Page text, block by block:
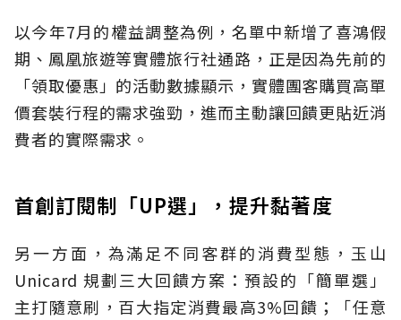
以今年7月的權益調整為例，名單中新增了喜鴻假
期、鳳凰旅遊等實體旅行社通路，正是因為先前的
「領取優惠」的活動數據顯示，實體團客購買高單
價套裝行程的需求強勁，進而主動讓回饋更貼近消
費者的實際需求。
首創訂閱制「UP選」，提升黏著度
另一方面，為滿足不同客群的消費型態，玉山
Unicard 規劃三大回饋方案：預設的「簡單選」
主打隨意刷，百大指定消費最高3%回饋；「任意